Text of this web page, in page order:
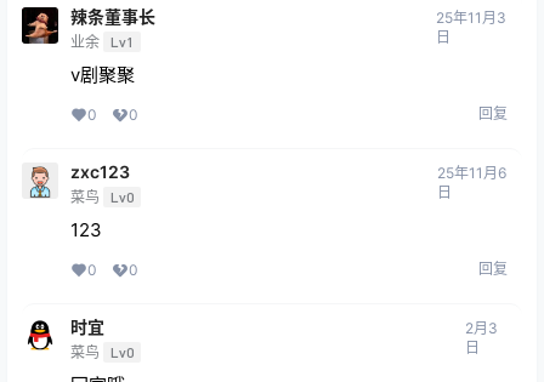
辣条董事长
业余 Lv1
25年11月3
日
v剧聚聚
0 0 回复
zxc123
菜鸟 Lv0
25年11月6
日
123
0 0 回复
时宜
菜鸟 Lv0
2月3
日